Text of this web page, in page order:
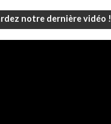
notre dernière vidéo !